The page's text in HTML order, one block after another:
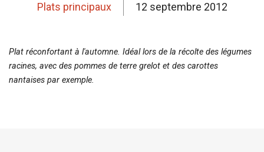
Plats principaux 12 septembre 2012
Plat réconfortant à l'automne. Idéal lors de la récolte des légumes
racines, avec des pommes de terre grelot et des carottes
nantaises par exemple.